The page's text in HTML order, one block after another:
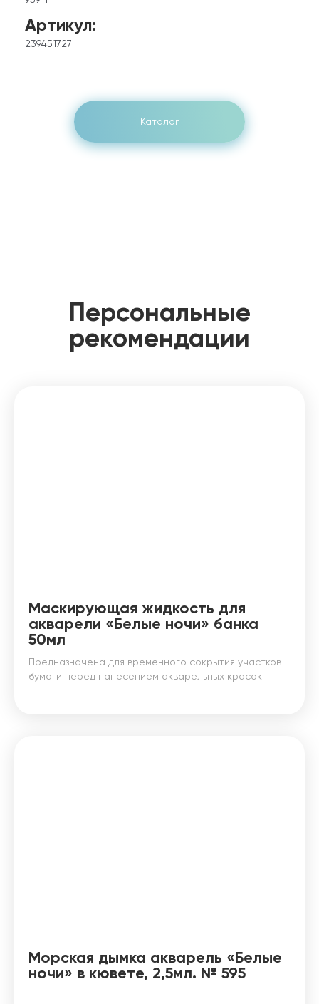
Артикул:
239451727
Каталог
Персональные
рекомендации
Маскирующая жидкость для
акварели «Белые ночи» банка
50мл
Предназначена для временного сокрытия участков
бумаги перед нанесением акварельных красок
Морская дымка акварель «Белые
ночи» в кювете, 2,5мл. № 595